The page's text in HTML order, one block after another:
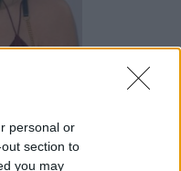
personal or
section to
you may
έχει
της;